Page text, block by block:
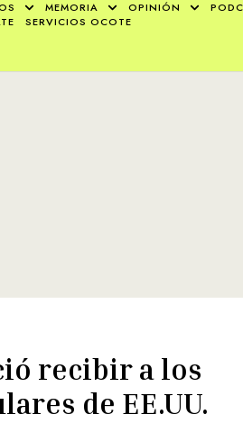
MEMORIA OPINIÓN
SERVICIOS OCOTE
recibir a los
de EE.UU.